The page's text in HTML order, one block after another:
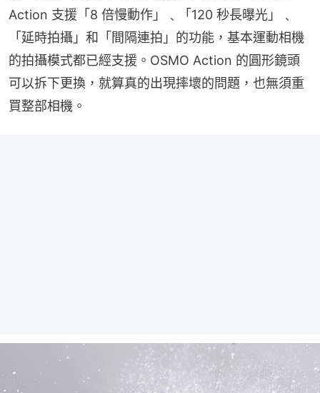
Action 支援「8 倍慢動作」﹑「120 秒長曝光」﹑
「延時拍攝」和「間隔連拍」的功能，基本運動相機
的拍攝模式都已經支援。OSMO Action 的圓形鏡頭
可以拆下更換，就算真的出現摔壞的問題，也無須重
買整部相機。